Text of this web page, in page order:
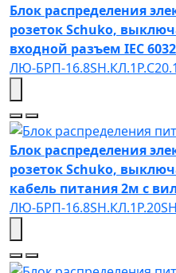
Блок распределения
розеток Schuko,
входной разъем IEC
ЛЮ-БРП-
Блок распределения
розеток Schuko,
кабель питания 2м с
ЛЮ-БРП-